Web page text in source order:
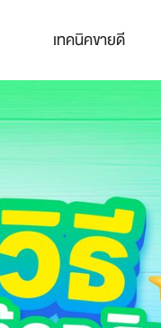
เทคนิคขายดี